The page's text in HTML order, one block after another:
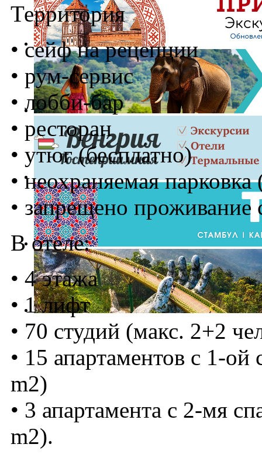
Территория
• сейф на рецепции
• рум-сервис
• лобби-бар
• ресторан
• утюг (бесплатно)
• неохраняемая парковка
• запрещено
В отеле:
• 4 этажа
• 1 лифт
• 70 студий (макс. 2+2
• 15 апартаментов с 1-
m2)
• 3 апартамента с 2-мя
m2).